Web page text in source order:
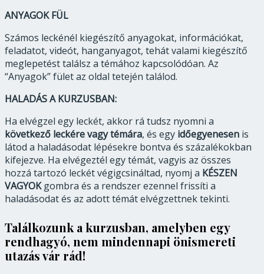
ANYAGOK FÜL
Számos leckénél kiegészítő anyagokat, információkat,
feladatot, videót, hanganyagot, tehát valami kiegészítő
meglepetést találsz a témához kapcsolódóan. Az
“Anyagok” fület az oldal tetején találod.
HALADÁS A KURZUSBAN:
Ha elvégzel egy leckét, akkor rá tudsz nyomni a
következő leckére vagy témára, és egy időegyenesen is
látod a haladásodat lépésekre bontva és százalékokban
kifejezve. Ha elvégeztél egy témát, vagyis az összes
hozzá tartozó leckét végigcsináltad, nyomj a KÉSZEN
VAGYOKgombra és a rendszer ezennel frissíti a
haladásodat és az adott témát elvégzettnek tekinti.
Találkozunk a kurzusban, amelyben egy
rendhagyó, nem mindennapi önismereti
utazás vár rád!